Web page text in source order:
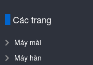
Các trang
Máy mài
Máy hàn